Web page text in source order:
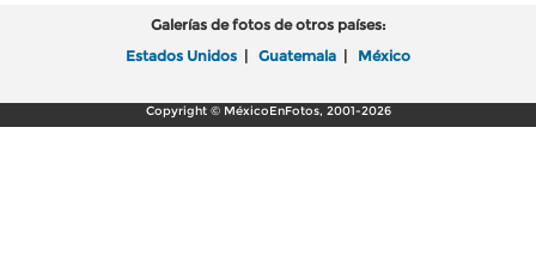
Galerías de fotos de otros países:
Estados Unidos | Guatemala | México
Copyright © MéxicoEnFotos, 2001-2026